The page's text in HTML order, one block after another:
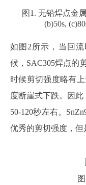
图 1. 无铅焊点金
(b)50s,
如图 2所示，当回
候，SAC305焊点的
时候剪切强度略有
度断崖式下跌。因
50-120秒左右。
优秀的剪切强度，但
图